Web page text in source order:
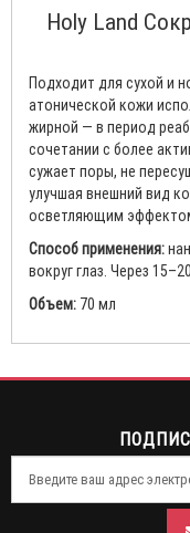
Holy Land
Подходит для сухой и
атонической кожи
жирной — в период
сочетании с более
сужает поры, не
улучшая внешний вид
осветляющим
Способ применения:
вокруг глаз. Через
Объем: 70 мл